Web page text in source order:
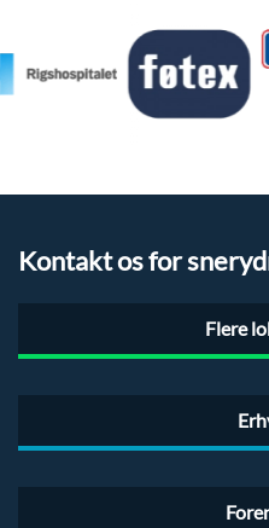
Kontakt os for
Flere